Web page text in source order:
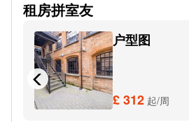
Sheepcote St Stop Br7
Metro St Pauls
SUBWAY
Subway City
租房拼室友
户型图
£ 312 起/周